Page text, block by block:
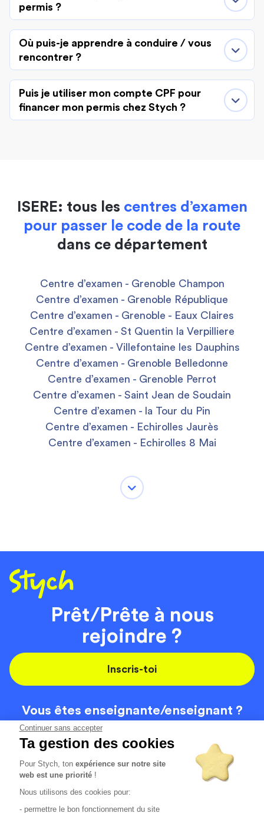
Continuer sans accepter
Ta gestion des cookies
Pour Stych, tonexpérience sur notre site
web est une priorité !
Nous utilisons des cookies pour:
- permettre le bon fonctionnement du site
permis ?
Où puis-je apprendre à conduire / vous
rencontrer ?
Puis je utiliser mon compte CPF pour
financer mon permis chez Stych ?
ISERE: tous les centres d’examen
pour passer le code de la route
dans ce département
Centre d’examen - Grenoble Champon
Centre d’examen - Grenoble République
Centre d’examen - Grenoble - Eaux Claires
Centre d’examen - St Quentin la Verpilliere
Centre d’examen - Villefontaine les Dauphins
Centre d’examen - Grenoble Belledonne
Centre d’examen - Grenoble Perrot
Centre d’examen - Saint Jean de Soudain
Centre d’examen - la Tour du Pin
Centre d’examen - Echirolles Jaurès
Centre d’examen - Echirolles 8 Mai
Prêt/Prête à nous
rejoindre ?
Inscris-toi
Vous êtes enseignante/enseignant ?
On recrute
Code de la route
Contact